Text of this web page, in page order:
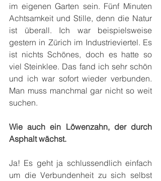
im eigenen Garten sein. Fünf Minuten
Achtsamkeit und Stille, denn die Natur
ist überall. Ich war beispielsweise
gestern in Zürich im Industrieviertel. Es
ist nichts Schönes, doch es hatte so
viel Steinklee. Das fand ich sehr schön
und ich war sofort wieder verbunden.
Man muss manchmal gar nicht so weit
suchen.
Wie auch ein Löwenzahn, der durch
Asphalt wächst.
Ja! Es geht ja schlussendlich einfach
um die Verbundenheit zu sich selbst